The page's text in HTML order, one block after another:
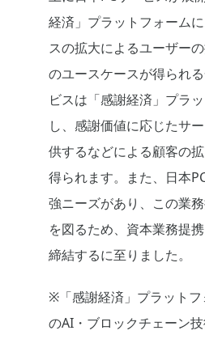
経済」プラットフォーム
スの拡大によるユーザー
のユースケースが得られ
ビスは「感謝経済」プラ
し、感謝価値に応じたサ
供するなどによる顧客の
得られます。また、日本
強ニーズがあり、この業
を図るため、資本業務提携
締結するに至りました。
※「感謝経済」プラット
のAI・ブロックチェーン